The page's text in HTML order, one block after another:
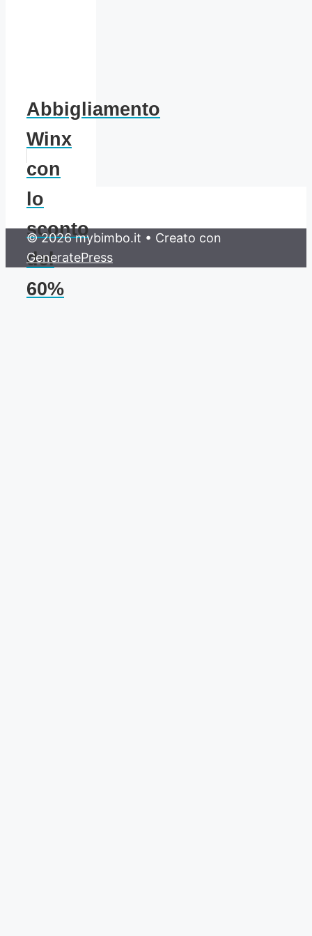
Abbigliamento
Winx
con
lo
sconto
del
60%
© 2026 mybimbo.it • Creato con
GeneratePress